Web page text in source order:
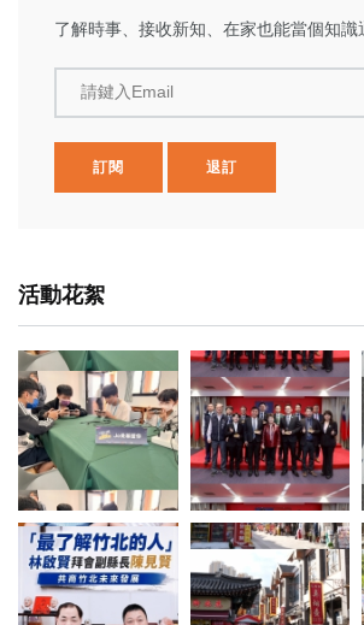
了解時事、接收新知、在家也能當個知識
請鍵入Email
訂閱 退訂
活動花絮